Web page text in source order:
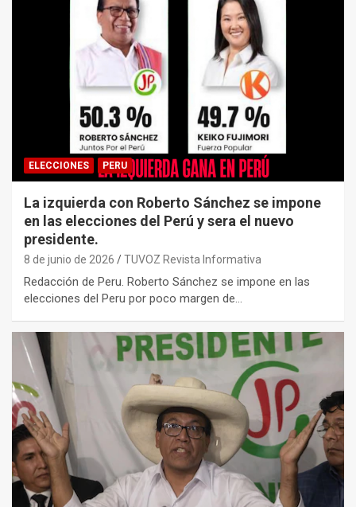
ELECCIONES PERU
La izquierda con Roberto Sánchez se impone
en las elecciones del Perú y sera el nuevo
presidente.
8 de junio de 2026 TUVOZ Revista Informativa
Redacción de Peru. Roberto Sánchez se impone en las
elecciones del Peru por poco margen de…